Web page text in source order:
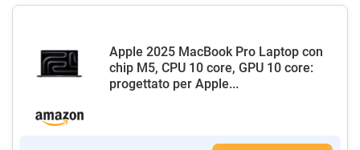
Apple 2025 MacBook Pro Laptop con
chip M5, CPU 10 core, GPU 10 core:
progettato per Apple...